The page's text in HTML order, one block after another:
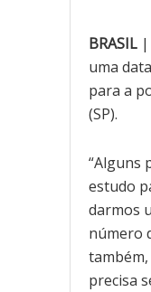
BRASIL |
uma
para a
(SP).
“Alguns
estudo
darmos
número
precisa